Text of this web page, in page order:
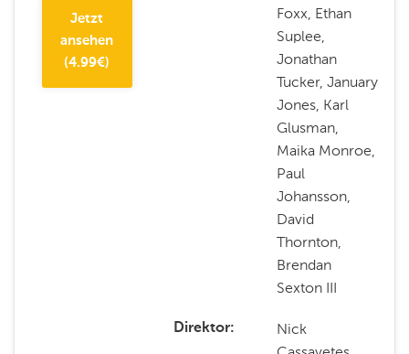
Jetzt
ansehen
(4.99€)
Foxx, Ethan
Suplee,
Jonathan
Tucker, January
Jones, Karl
Glusman,
Maika Monroe,
Paul
Johansson,
David
Thornton,
Brendan
Sexton III
Direktor
Nick